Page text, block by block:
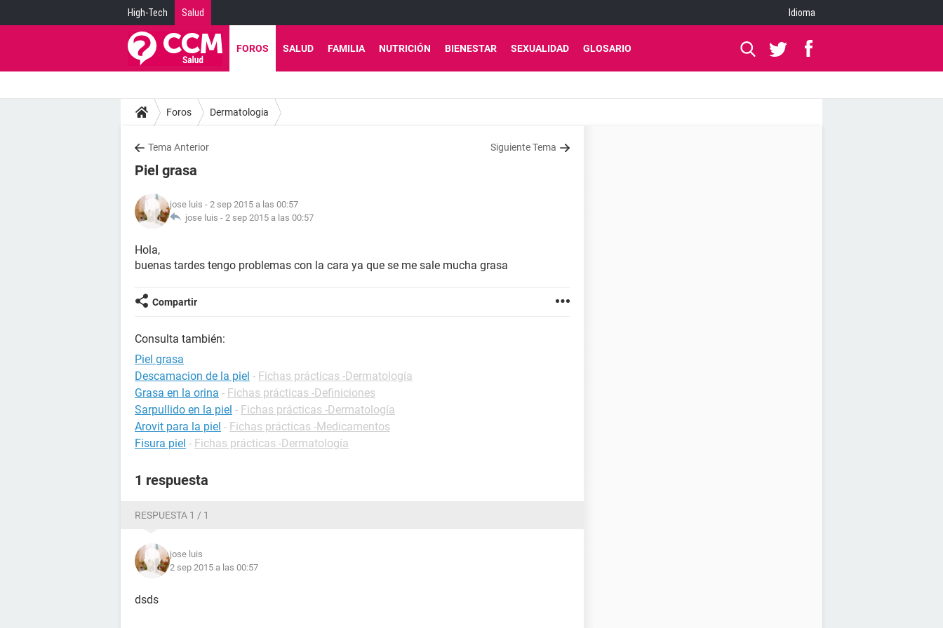
High-Tech Salud Idioma
FOROS SALUD FAMILIA NUTRICIÓN BIENESTAR SEXUALIDAD GLOSARIO
Foros Dermatologia
Tema Anterior Siguiente Tema
Piel grasa
jose luis - 2 sep 2015 a las 00:57
jose luis - 2 sep 2015 a las 00:57
Hola,
buenas tardes tengo problemas con la cara ya que se me sale mucha grasa
Compartir
Consulta también:
Piel grasa
Descamacion de la piel - Fichas prácticas -Dermatología
Grasa en la orina - Fichas prácticas -Definiciones
Sarpullido en la piel - Fichas prácticas -Dermatología
Arovit para la piel - Fichas prácticas -Medicamentos
Fisura piel - Fichas prácticas -Dermatología
1 respuesta
RESPUESTA 1 / 1
jose luis
2 sep 2015 a las 00:57
dsds